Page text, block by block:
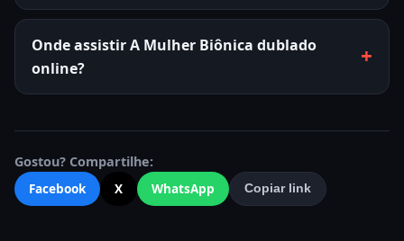
Onde assistir A Mulher Biônica dublado
online?
Gostou? Compartilhe:
Facebook
X WhatsApp Copiar link